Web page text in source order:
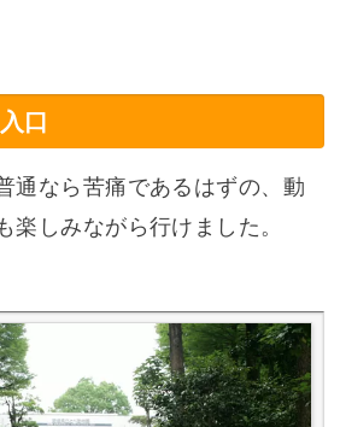
口
通なら苦痛であるはずの、動
楽しみながら行けました。